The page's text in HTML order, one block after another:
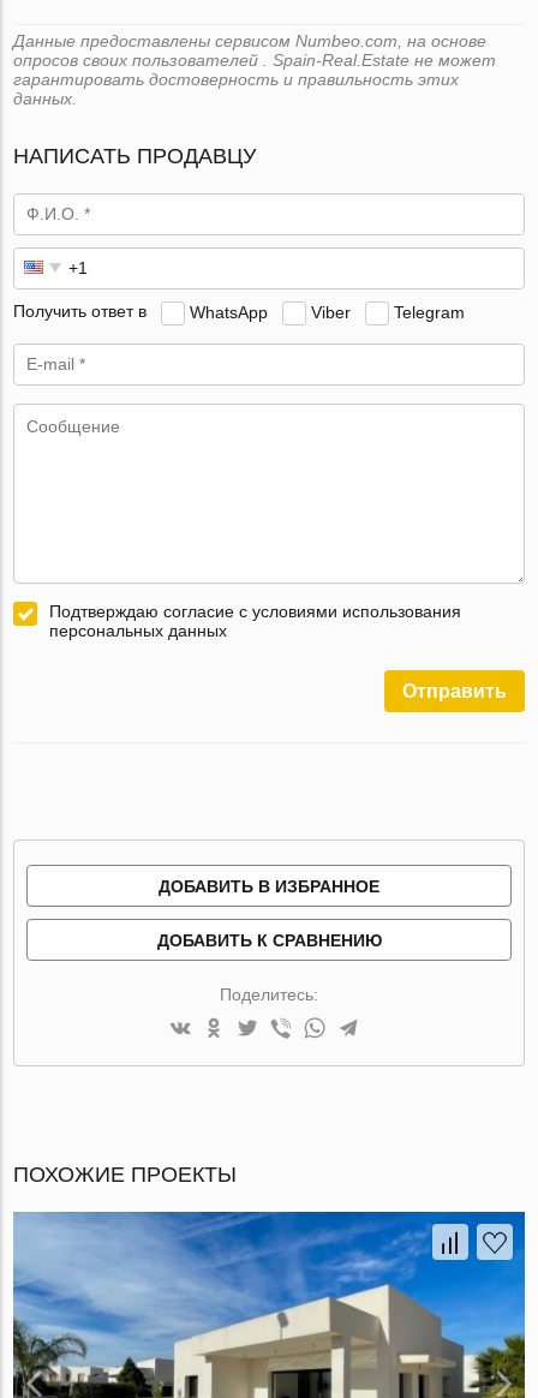
Данные предоставлены сервисом Numbeo.com, на основе
опросов своих пользователей . Spain-Real.Estate не может
гарантировать достоверность и правильность этих
данных.
НАПИСАТЬ ПРОДАВЦУ
Получить ответ в WhatsApp Viber Telegram
Подтверждаю согласие с условиями использования
персональных данных
Отправить
ДОБАВИТЬ В ИЗБРАННОЕ
ДОБАВИТЬ К СРАВНЕНИЮ
Поделитесь:
ПОХОЖИЕ ПРОЕКТЫ